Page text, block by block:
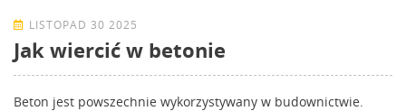
LISTOPAD 30 2025
Jak wiercić w betonie
Beton jest powszechnie wykorzystywany w budownictwie.